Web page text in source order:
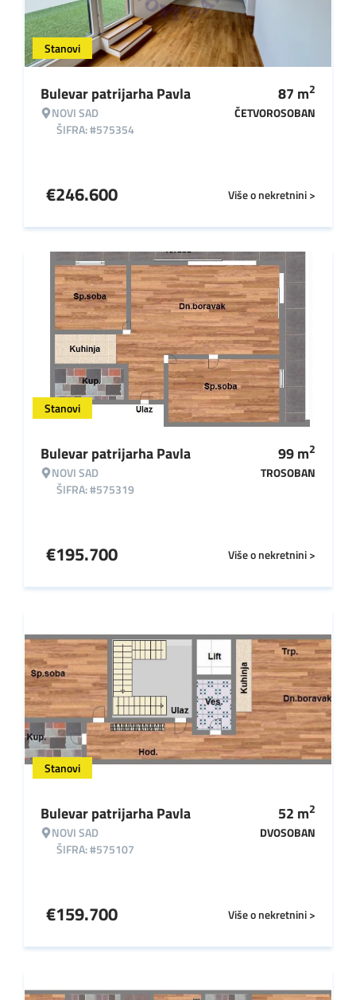
Stanovi
Bulevar patrijarha Pavla
NOVI SAD
ŠIFRA: #575354
87 m2
ČETVOROSOBAN
Više o nekretnini >
€246.600
Stanovi
Bulevar patrijarha Pavla
NOVI SAD
ŠIFRA: #575319
99m2
TROSOBAN
Više o nekretnini >
€195.700
Stanovi
Bulevar patrijarha Pavla
NOVI SAD
ŠIFRA: #575107
52 m2
DVOSOBAN
Više o nekretnini >
€159.700